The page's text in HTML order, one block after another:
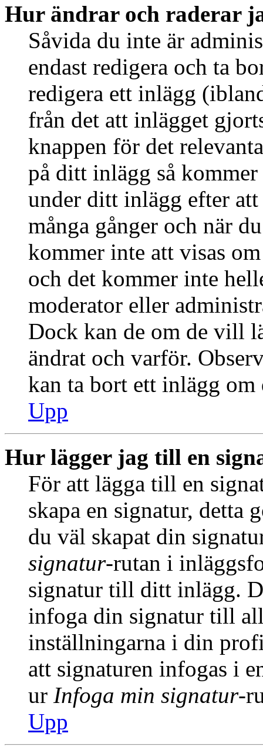
Hur ändrar och raderar
Såvida du inte är
endast redigera och ta
redigera ett inlägg
från det att inlägget
knappen för det
på ditt inlägg så
under ditt inlägg efter
många gånger och när
kommer inte att visas
och det kommer inte
moderator eller
Dock kan de om de vill
ändrat och varför.
kan ta bort ett inlägg om
Upp
Hur lägger jag till en
För att lägga till en
skapa en signatur,
du väl skapat din
signatur-rutan i
signatur till ditt inlägg.
infoga din signatur till
inställningarna i din
att signaturen infogas i
ur Infoga min signatur-
Upp